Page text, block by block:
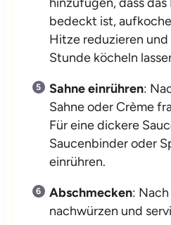
bedeckt ist,
Hitze reduzieren
Stunde köcheln
Sahne einrühren:
Sahne oder Crème
Für eine dickere
Saucenbinder oder
einrühren.
Abschmecken:
nachwürzen und